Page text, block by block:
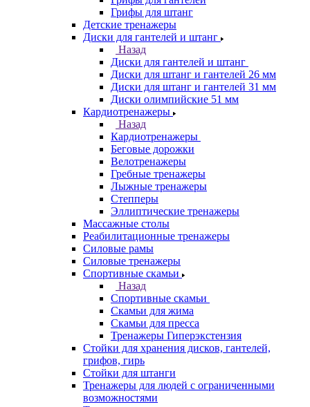
Грифы для штанг
Детские тренажеры
Диски для гантелей и штанг
Назад
Диски для гантелей и штанг
Диски для штанг и гантелей 26 мм
Диски для штанг и гантелей 31 мм
Диски олимпийские 51 мм
Кардиотренажеры
Назад
Кардиотренажеры
Беговые дорожки
Велотренажеры
Гребные тренажеры
Лыжные тренажеры
Степперы
Эллиптические тренажеры
Массажные столы
Реабилитационные тренажеры
Силовые рамы
Силовые тренажеры
Спортивные скамьи
Назад
Спортивные скамьи
Скамьи для жима
Скамьи для пресса
Тренажеры Гиперэкстензия
Стойки для хранения дисков, гантелей,
грифов, гирь
Стойки для штанги
Тренажеры для людей с ограниченными
возможностями